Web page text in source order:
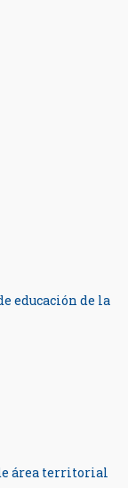
educación de la
área territorial